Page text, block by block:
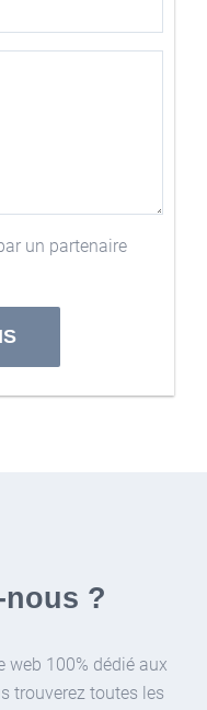
un partenaire
nous ?
100% dédié aux
trouverez toutes les